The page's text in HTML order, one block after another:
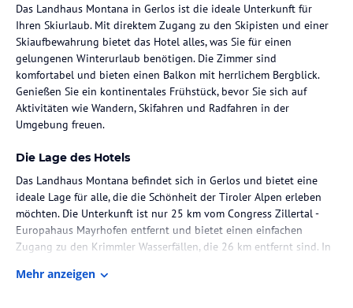
Das Landhaus Montana in Gerlos ist die ideale Unterkunft für
Ihren Skiurlaub. Mit direktem Zugang zu den Skipisten und einer
Skiaufbewahrung bietet das Hotel alles, was Sie für einen
gelungenen Winterurlaub benötigen. Die Zimmer sind
komfortabel und bieten einen Balkon mit herrlichem Bergblick.
Genießen Sie ein kontinentales Frühstück, bevor Sie sich auf
Aktivitäten wie Wandern, Skifahren und Radfahren in der
Umgebung freuen.
Die Lage des Hotels
Das Landhaus Montana befindet sich in Gerlos und bietet eine
ideale Lage für alle, die die Schönheit der Tiroler Alpen erleben
möchten. Die Unterkunft ist nur 25 km vom Congress Zillertal -
Europahaus Mayrhofen entfernt und bietet einen einfachen
Zugang zu den Krimmler Wasserfällen, die 26 km entfernt sind. In
Wandern, Skifahren und Radfahren genießen. Der nächstgelegene
Mehr anzeigen